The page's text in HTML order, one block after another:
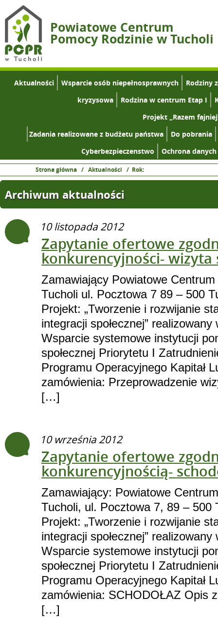
Powiatowe Centrum
Pomocy Rodzinie w Tucholi
Aktualności Wsparcie osób niepełnosprawnych
Rodziny
kryzysowa
Rodzina w centrum Etap I
Projekt „Razem
Zadania realizowane z budżetu państwa
Do pobrania
Cyberbezpieczenstwo
Ochrona
Strona główna / Aktualności / Rok:
Archiwum aktualności
10 listopada 2012
Zapytanie ofertowe
konkurencyjności- wizyta
Zamawiający Powiatowe
Tucholi ul. Pocztowa 7 89 – 500
Projekt: „Tworzenie i rozwijanie
integracji społecznej”
Wsparcie systemowe instytucji
społecznej Priorytetu I
Programu Operacyjnego Kapitał
zamówienia: Przeprowadzenie
[…]
10 września 2012
Zapytanie ofertowe
konkurencyjnością-
Zamawiający: Powiatowe
Tucholi, ul. Pocztowa 7, 89 – 500
Projekt: „Tworzenie i rozwijanie
integracji społecznej”
Wsparcie systemowe instytucji
społecznej Priorytetu I
Programu Operacyjnego Kapitał
zamówienia: SCHODOŁAZ Opis
[…]